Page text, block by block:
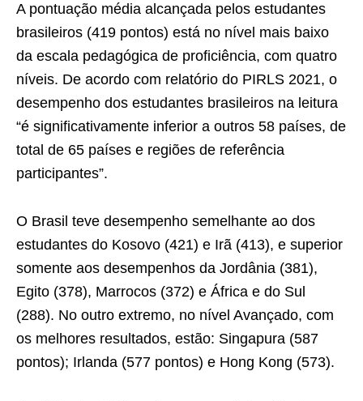
A pontuação média alcançada pelos estudantes
brasileiros (419 pontos) está no nível mais baixo
da escala pedagógica de proficiência, com quatro
níveis. De acordo com relatório do PIRLS 2021, o
desempenho dos estudantes brasileiros na leitura
“é significativamente inferior a outros 58 países, de
total de 65 países e regiões de referência
participantes”.
O Brasil teve desempenho semelhante ao dos
estudantes do Kosovo (421) e Irã (413), e superior
somente aos desempenhos da Jordânia (381),
Egito (378), Marrocos (372) e África e do Sul
(288). No outro extremo, no nível Avançado, com
os melhores resultados, estão: Singapura (587
pontos); Irlanda (577 pontos) e Hong Kong (573).